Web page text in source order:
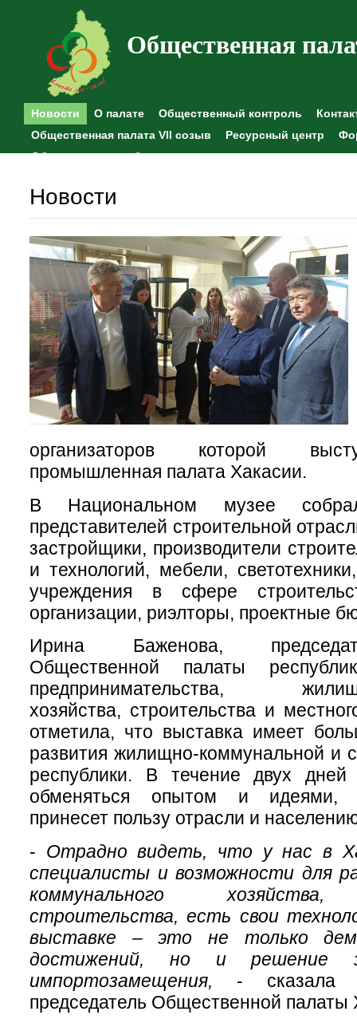
Общественная
Новости О палате Общественный контроль
Общественная палата VII созыв
Ресурсный центр
Общественные наблюдения
Новости
организаторов которой
промышленная палата Хакасии.
В Национальном музее
представителей строительной
застройщики, производители
и технологий, мебели,
учреждения в сфере
организации, риэлторы, проектные
Ирина Баженова,
Общественной палаты
предпринимательства,
хозяйства, строительства и
отметила, что выставка имеет
развития жилищно-коммунальной и
республики. В течение двух дней
обменяться опытом и идеями,
принесет пользу отрасли и
- Отрадно видеть, что у нас в
специалисты и возможности для
коммунального хозяйства,
строительства, есть свои
выставке – это не только
достижений, но и решение
импортозамещения, - сказала
председатель Общественной палаты